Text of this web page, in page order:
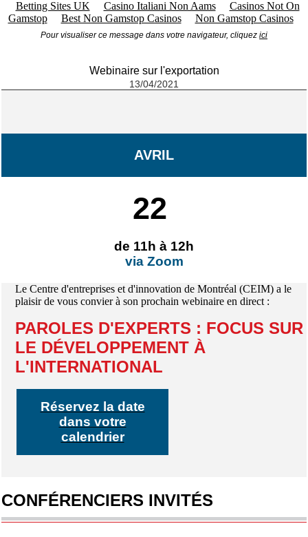
Betting Sites UK Casino Italiani Non Aams
Casinos Not On
Gamstop
Best Non Gamstop Casinos Non Gamstop Casinos
Pour visualiser ce message dans votre navigateur, cliquez ici
Webinaire sur l'exportation
13/04/2021
AVRIL
22
de 11h à 12h
via Zoom
Le Centre d'entreprises et d'innovation de Montréal (CEIM) a le
plaisir de vous convier à son prochain webinaire en direct :
PAROLES D'EXPERTS : FOCUS SUR
LE DÉVELOPPEMENT À
L'INTERNATIONAL
Réservez la date
dans votre
calendrier
CONFÉRENCIERS INVITÉS